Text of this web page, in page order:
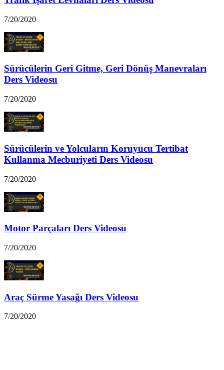
7/20/2020
Sürücülerin Geri Gitme, Geri Dönüş Manevraları
Ders Videosu
7/20/2020
Sürücülerin ve Yolcuların Koruyucu Tertibat
Kullanma Mecburiyeti Ders Videosu
7/20/2020
Motor Parçaları Ders Videosu
7/20/2020
Araç Sürme Yasağı Ders Videosu
7/20/2020